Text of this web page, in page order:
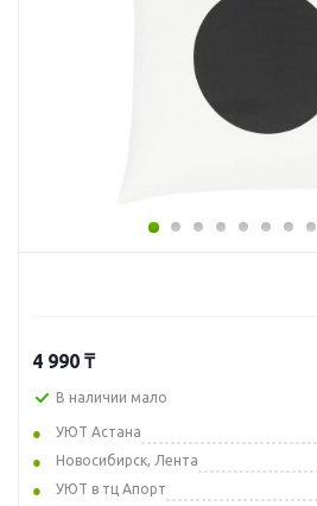
4 990 ₸
В наличии мало
УЮТ Астана
Новосибирск, Лента
УЮТ в тц Апорт